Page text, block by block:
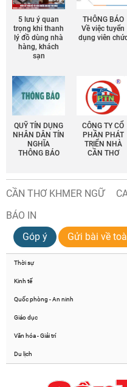
5 lưu ý quan
trọng khi thanh
lý đồ dùng nhà
hàng, khách
sạn
THÔNG BÁO
Về việc tuyển
dụng viên
QUỸ TÍN DỤNG
NHÂN DÂN TÍN
NGHĨA
THÔNG BÁO
CÔNG TY CỔ
PHẦN PHÁT
TRIỂN NHÀ
CẦN THƠ
CẦN THƠ KHMER NGỮ
BÁO IN
Góp ý
Gửi bài về
Thời sự
Kinh tế
Quốc phòng - An ninh
Giáo dục
Văn hóa - Giải trí
Du lịch